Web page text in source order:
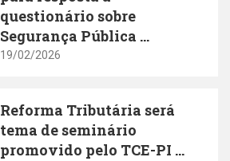
questionário sobre
Segurança Pública ...
19/02/2026
Reforma Tributária será
tema de seminário
promovido pelo TCE-PI ...